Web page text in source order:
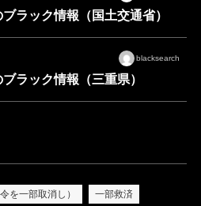
ラック情報（国土交通省）
blacksearch
ラック情報（三重県）
を一部取消し） 一部救済